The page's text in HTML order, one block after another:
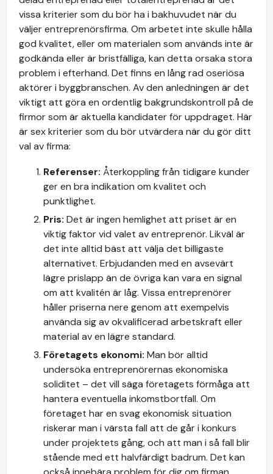
vissa kriterier som du bör ha i bakhuvudet när du
väljer entreprenörsfirma. Om arbetet inte skulle hålla
god kvalitet, eller om materialen som används inte är
godkända eller är bristfälliga, kan detta orsaka stora
problem i efterhand. Det finns en lång rad oseriösa
aktörer i byggbranschen. Av den anledningen är det
viktigt att göra en ordentlig bakgrundskontroll på de
firmor som är aktuella kandidater för uppdraget. Här
är sex kriterier som du bör utvärdera när du gör ditt
val av firma:
Referenser: Återkoppling från tidigare kunder
ger en bra indikation om kvalitet och
punktlighet.
Pris: Det är ingen hemlighet att priset är en
viktig faktor vid valet av entreprenör. Likväl är
det inte alltid bäst att välja det billigaste
alternativet. Erbjudanden med en avsevärt
lägre prislapp än de övriga kan vara en signal
om att kvalitén är låg. Vissa entreprenörer
håller priserna nere genom att exempelvis
använda sig av okvalificerad arbetskraft eller
material av en lägre standard.
Företagets ekonomi: Man bör alltid
undersöka entreprenörernas ekonomiska
soliditet – det vill säga företagets förmåga att
hantera eventuella inkomstbortfall. Om
företaget har en svag ekonomisk situation
riskerar man i värsta fall att de går i konkurs
under projektets gång, och att man i så fall blir
stående med ett halvfärdigt badrum. Det kan